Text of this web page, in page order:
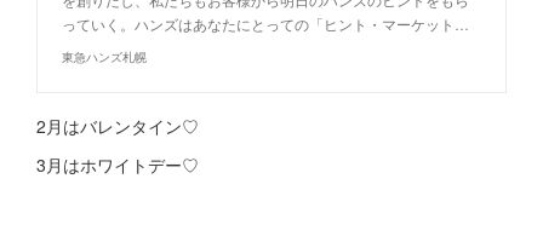
っていく。ハンズはあなたにとっての「ヒント・マーケット…
東急ハンズ札幌
2月はバレンタイン♡
3月はホワイトデー♡